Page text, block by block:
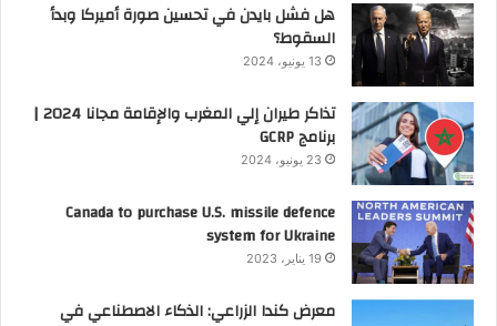
هل فشل بايدن في تحسين صورة أميركا وبدأ
السقوط؟
13 يونيو، 2024
تذاكر طيران إلي المغرب والإقامة مجانا 2024 |
برنامج GCRP
23 يونيو، 2024
Canada to purchase U.S. missile defence
system for Ukraine
19 يناير، 2023
معرض كندا الزراعي: الذكاء الاصطناعي في